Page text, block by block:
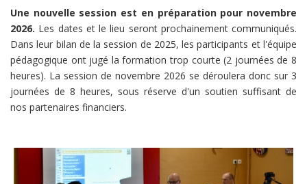
Une nouvelle session est en préparation pour novembre
2026. Les dates et le lieu seront prochainement communiqués.
Dans leur bilan de la session de 2025, les participants et l'équipe
pédagogique ont jugé la formation trop courte (2 journées de 8
heures). La session de novembre 2026 se déroulera donc sur 3
journées de 8 heures, sous réserve d'un soutien suffisant de
nos partenaires financiers.